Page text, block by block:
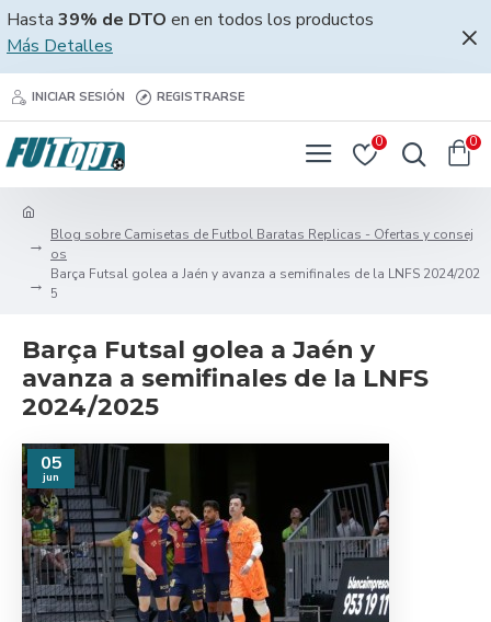
Hasta 39% de DTO en en todos los productos
Más Detalles
INICIAR SESIÓN REGISTRARSE
0 0
Blog sobre Camisetas de Futbol Baratas Replicas - Ofertas y consej
os
Barça Futsal golea a Jaén y avanza a semifinales de la LNFS 2024/202
5
Barça Futsal golea a Jaén y
avanza a semifinales de la LNFS
2024/2025
05
jun